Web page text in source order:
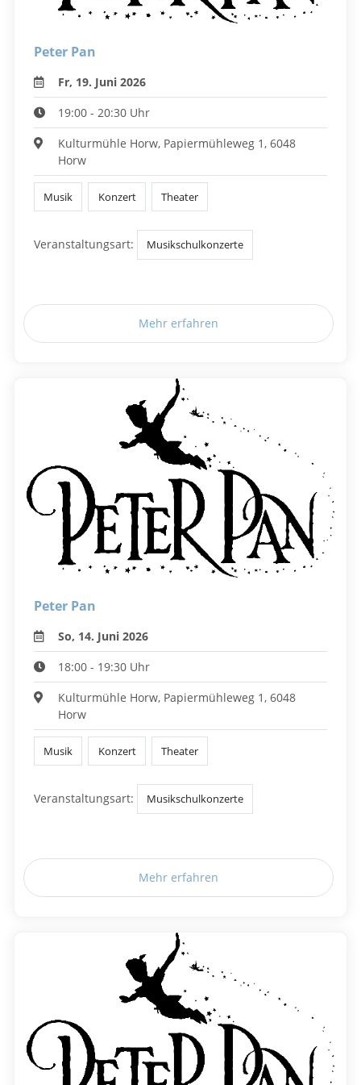
Peter Pan
Fr, 19. Juni 2026
19:00 - 20:30 Uhr
Kulturmühle Horw, Papiermühleweg 1, 6048
Horw
Musik Konzert Theater
Veranstaltungsart: Musikschulkonzerte
Mehr erfahren
Peter Pan
So, 14. Juni 2026
18:00 - 19:30 Uhr
Kulturmühle Horw, Papiermühleweg 1, 6048
Horw
Musik Konzert Theater
Veranstaltungsart: Musikschulkonzerte
Mehr erfahren